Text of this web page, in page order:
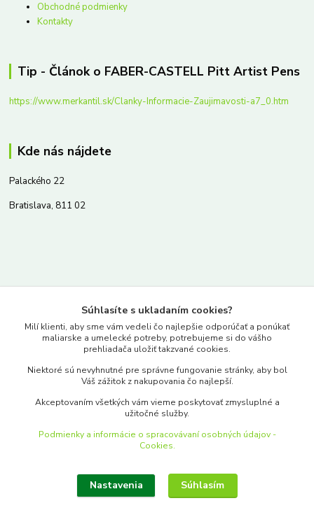
Obchodné podmienky
Kontakty
Tip - Článok o FABER-CASTELL Pitt Artist Pens
https://www.merkantil.sk/Clanky-Informacie-Zaujimavosti-a7_0.htm
Kde nás nájdete
Palackého 22
Bratislava, 811 02
www.merkantil.sk
Pondelok-Piatok: 9.00-17.00hod.
objednavky@merkantil-obchod.sk
Upraviť zber cookies.
Súhlasíte s ukladaním cookies?
Milí klienti, aby sme vám vedeli čo najlepšie odporúčať a ponúkať
maliarske a umelecké potreby, potrebujeme si do vášho
prehliadača uložiť takzvané cookies.
Niektoré sú nevyhnutné pre správne fungovanie stránky, aby bol
Váš zážitok z nakupovania čo najlepší.
Akceptovaním všetkých vám vieme poskytovať zmysluplné a
užitočné služby.
Podmienky a informácie o spracovávaní osobných údajov -
Cookies.
Nastavenia Súhlasím